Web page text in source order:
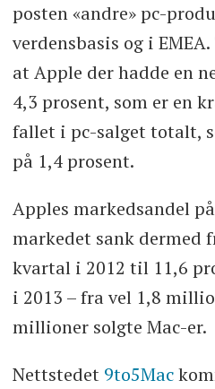
posten «andre» pc-
verdensbasis og i
at Apple der hadde en
4,3 prosent, som er en
fallet i pc-salget totalt,
på 1,4 prosent.
Apples markedsandel
markedet sank dermed
kvartal i 2012 til 11,6
i 2013 – fra vel 1,8
millioner solgte Mac-er.
Nettstedet 9to5Mac